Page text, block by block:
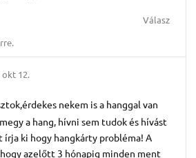
Válasz
okt 12.
nekem is a hanggal van
a hang, hívni sem tudok és hívást
írja ki hogy hangkárty probléma! A
azelőtt 3 hónapig minden ment